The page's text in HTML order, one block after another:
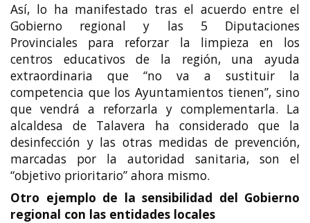
Así, lo ha manifestado tras el acuerdo entre el
Gobierno regional y las 5 Diputaciones
Provinciales para reforzar la limpieza en los
centros educativos de la región, una ayuda
extraordinaria que “no va a sustituir la
competencia que los Ayuntamientos tienen”, sino
que vendrá a reforzarla y complementarla. La
alcaldesa de Talavera ha considerado que la
desinfección y las otras medidas de prevención,
marcadas por la autoridad sanitaria, son el
“objetivo prioritario” ahora mismo.
Otro ejemplo de la sensibilidad del Gobierno
regional con las entidades locales